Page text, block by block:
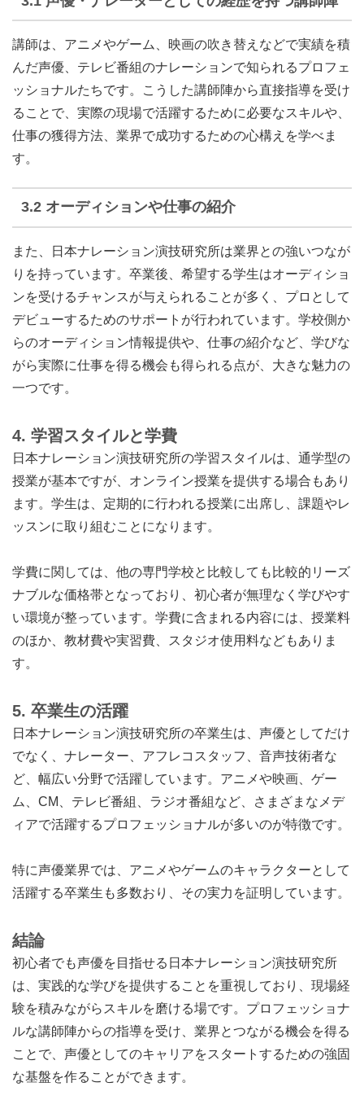
講師は、アニメやゲーム、映画の吹き替えなどで実績を積
んだ声優、テレビ番組のナレーションで知られるプロフェ
ッショナルたちです。こうした講師陣から直接指導を受け
ることで、実際の現場で活躍するために必要なスキルや、
仕事の獲得方法、業界で成功するための心構えを学べま
す。
3.2 オーディションや仕事の紹介
また、日本ナレーション演技研究所は業界との強いつなが
りを持っています。卒業後、希望する学生はオーディショ
ンを受けるチャンスが与えられることが多く、プロとして
デビューするためのサポートが行われています。学校側か
らのオーディション情報提供や、仕事の紹介など、学びな
がら実際に仕事を得る機会も得られる点が、大きな魅力の
一つです。
4. 学習スタイルと学費
日本ナレーション演技研究所の学習スタイルは、通学型の
授業が基本ですが、オンライン授業を提供する場合もあり
ます。学生は、定期的に行われる授業に出席し、課題やレ
ッスンに取り組むことになります。
学費に関しては、他の専門学校と比較しても比較的リーズ
ナブルな価格帯となっており、初心者が無理なく学びやす
い環境が整っています。学費に含まれる内容には、授業料
のほか、教材費や実習費、スタジオ使用料などもありま
す。
5. 卒業生の活躍
日本ナレーション演技研究所の卒業生は、声優としてだけ
でなく、ナレーター、アフレコスタッフ、音声技術者な
ど、幅広い分野で活躍しています。アニメや映画、ゲー
ム、CM、テレビ番組、ラジオ番組など、さまざまなメデ
ィアで活躍するプロフェッショナルが多いのが特徴です。
特に声優業界では、アニメやゲームのキャラクターとして
活躍する卒業生も多数おり、その実力を証明しています。
結論
初心者でも声優を目指せる日本ナレーション演技研究所
は、実践的な学びを提供することを重視しており、現場経
験を積みながらスキルを磨ける場です。プロフェッショナ
ルな講師陣からの指導を受け、業界とつながる機会を得る
ことで、声優としてのキャリアをスタートするための強固
な基盤を作ることができます。